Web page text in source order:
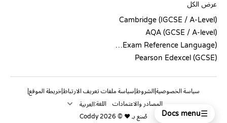
☰
Docs menu
عرض الكل
Cambridge (IGCSE / A-Level)
AQA (GCSE / A-level)
OCR (Exam Reference Language)
Pearson Edexcel (GCSE)
سياسة الخصوصية الشروط| سياسة ملفات تعريف الارتباط|خريطة الموقع
المصادر والاعتمادات
اللغة:
صُنع بـ ❤️ © 2026 Coddy